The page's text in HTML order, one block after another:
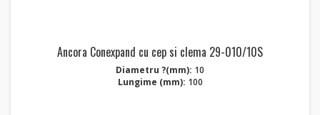
Ancora Conexpand cu cep si clema 29-010/10S
Diametru ?(mm): 10
Lungime (mm): 100